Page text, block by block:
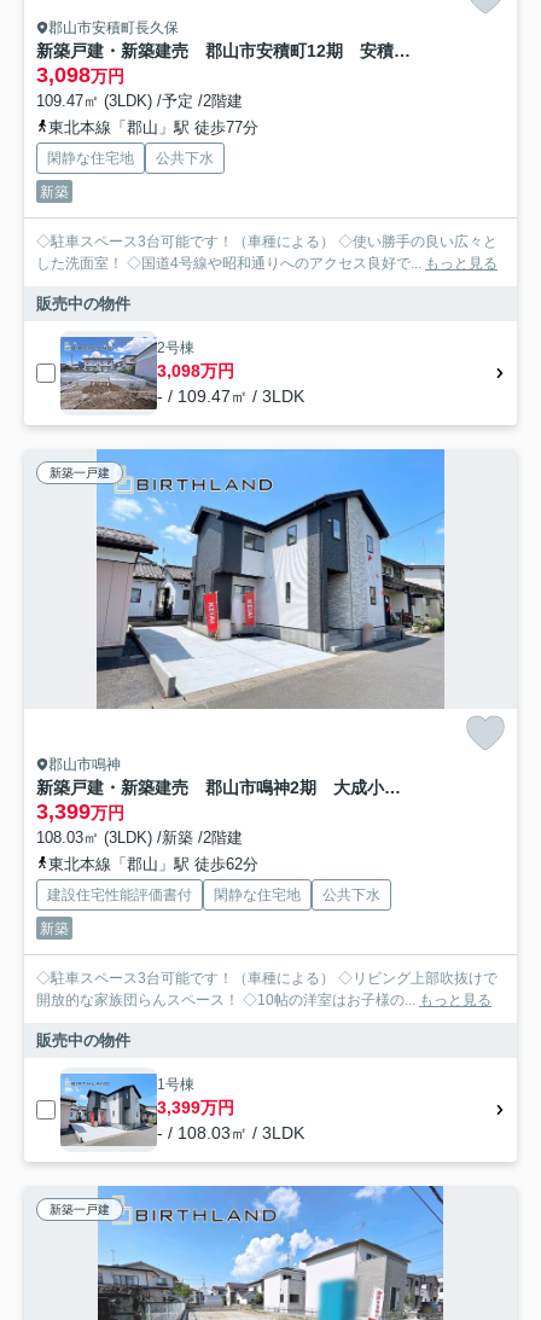
郡山市安積町長久保
新築戸建・新築建売 郡山市安積町12期 安積第三小・安積第二中
3,098万円
109.47㎡ (3LDK) /予定 /2階建
東北本線「郡山」駅 徒歩77分
閑静な住宅地
公共下水
新築
◇駐車スペース3台可能です！（車種による） ◇使い勝手の良い広々と
した洗面室！ ◇国道4号線や昭和通りへのアクセス良好で... もっと見る
販売中の物件
2号棟
3,098万円
- / 109.47㎡ / 3LDK
新築一戸建
郡山市鳴神
新築戸建・新築建売 郡山市鳴神2期 大成小・第一中
3,399万円
108.03㎡ (3LDK) /新築 /2階建
東北本線「郡山」駅 徒歩62分
建設住宅性能評価書付 閑静な住宅地
公共下水
新築
◇駐車スペース3台可能です！（車種による） ◇リビング上部吹抜けで
開放的な家族団らんスペース！ ◇10帖の洋室はお子様の... もっと見る
販売中の物件
1号棟
3,399万円
- / 108.03㎡ / 3LDK
新築一戸建